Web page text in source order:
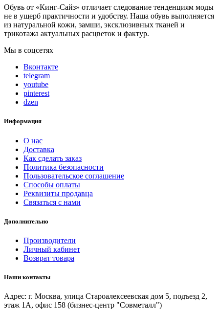
Обувь от «Кинг-Сайз» отличает следование тенденциям моды
не в ущерб практичности и удобству. Наша обувь выполняется
из натуральной кожи, замши, эксклюзивных тканей и
трикотажа актуальных расцветок и фактур.
Мы в соцсетях
Вконтакте
telegram
youtube
pinterest
dzen
Информация
О нас
Доставка
Как сделать заказ
Политика безопасности
Пользовательское соглашение
Способы оплаты
Реквизиты продавца
Связаться с нами
Дополнительно
Производители
Личный кабинет
Возврат товара
Наши контакты
Адрес: г. Москва, улица Староалексеевская дом 5, подъезд 2,
этаж 1А, офис 158 (бизнес-центр "Совметалл")